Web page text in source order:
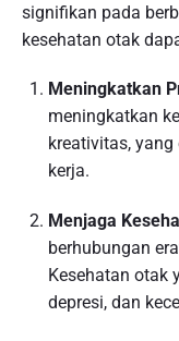
signifikan pada
kesehatan otak
Meningkatkan
meningkatkan
kreativitas,
kerja.
Menjaga
berhubungan
Kesehatan otak
depresi, dan